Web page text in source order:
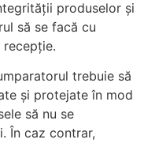
produselor și
să se facă cu
trebuie să
și protejate în mod
să nu se
În caz contrar,